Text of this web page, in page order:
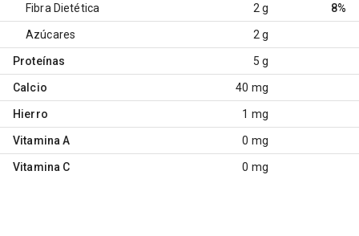
Fibra Dietética 2 g 8%
Azúcares 2 g
Proteínas 5 g
Calcio 40 mg
Hierro 1 mg
Vitamina A 0 mg
Vitamina C 0 mg